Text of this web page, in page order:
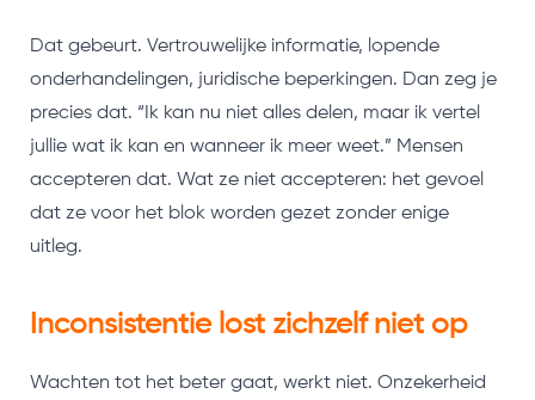
Dat gebeurt. Vertrouwelijke informatie, lopende
onderhandelingen, juridische beperkingen. Dan zeg je
precies dat. “Ik kan nu niet alles delen, maar ik vertel
jullie wat ik kan en wanneer ik meer weet.” Mensen
accepteren dat. Wat ze niet accepteren: het gevoel
dat ze voor het blok worden gezet zonder enige
uitleg.
Inconsistentie lost zichzelf niet op
Wachten tot het beter gaat, werkt niet. Onzekerheid